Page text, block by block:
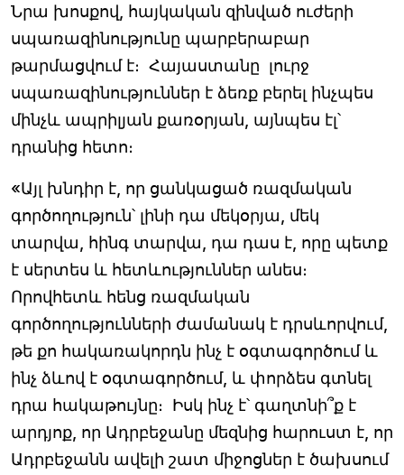
Նրա խոսքով, հայկական զինված ուժերի
սպառազինությունը պարբերաբար
թարմացվում է։ Հայաստանը լուրջ
սպառազինություններ է ձեռք բերել ինչպես
մինչև ապրիլյան քառօրյան, այնպես էլ՝
դրանից հետո։
«Այլ խնդիր է, որ ցանկացած ռազմական
գործողություն՝ լինի դա մեկօրյա, մեկ
տարվա, հինգ տարվա, դա դաս է, որը պետք
է սերտես և հետևություններ անես։
Որովհետև հենց ռազմական
գործողությունների ժամանակ է դրսևորվում,
թե քո հակառակորդն ինչ է օգտագործում և
ինչ ձևով է օգտագործում, և փորձես գտնել
դրա հակաթույնը։ Իսկ ինչ է՝ գաղտնի՞ք է
արդյոք, որ Ադրբեջանը մեզնից հարուստ է, որ
Ադրբեջանն ավելի շատ միջոցներ է ծախսում